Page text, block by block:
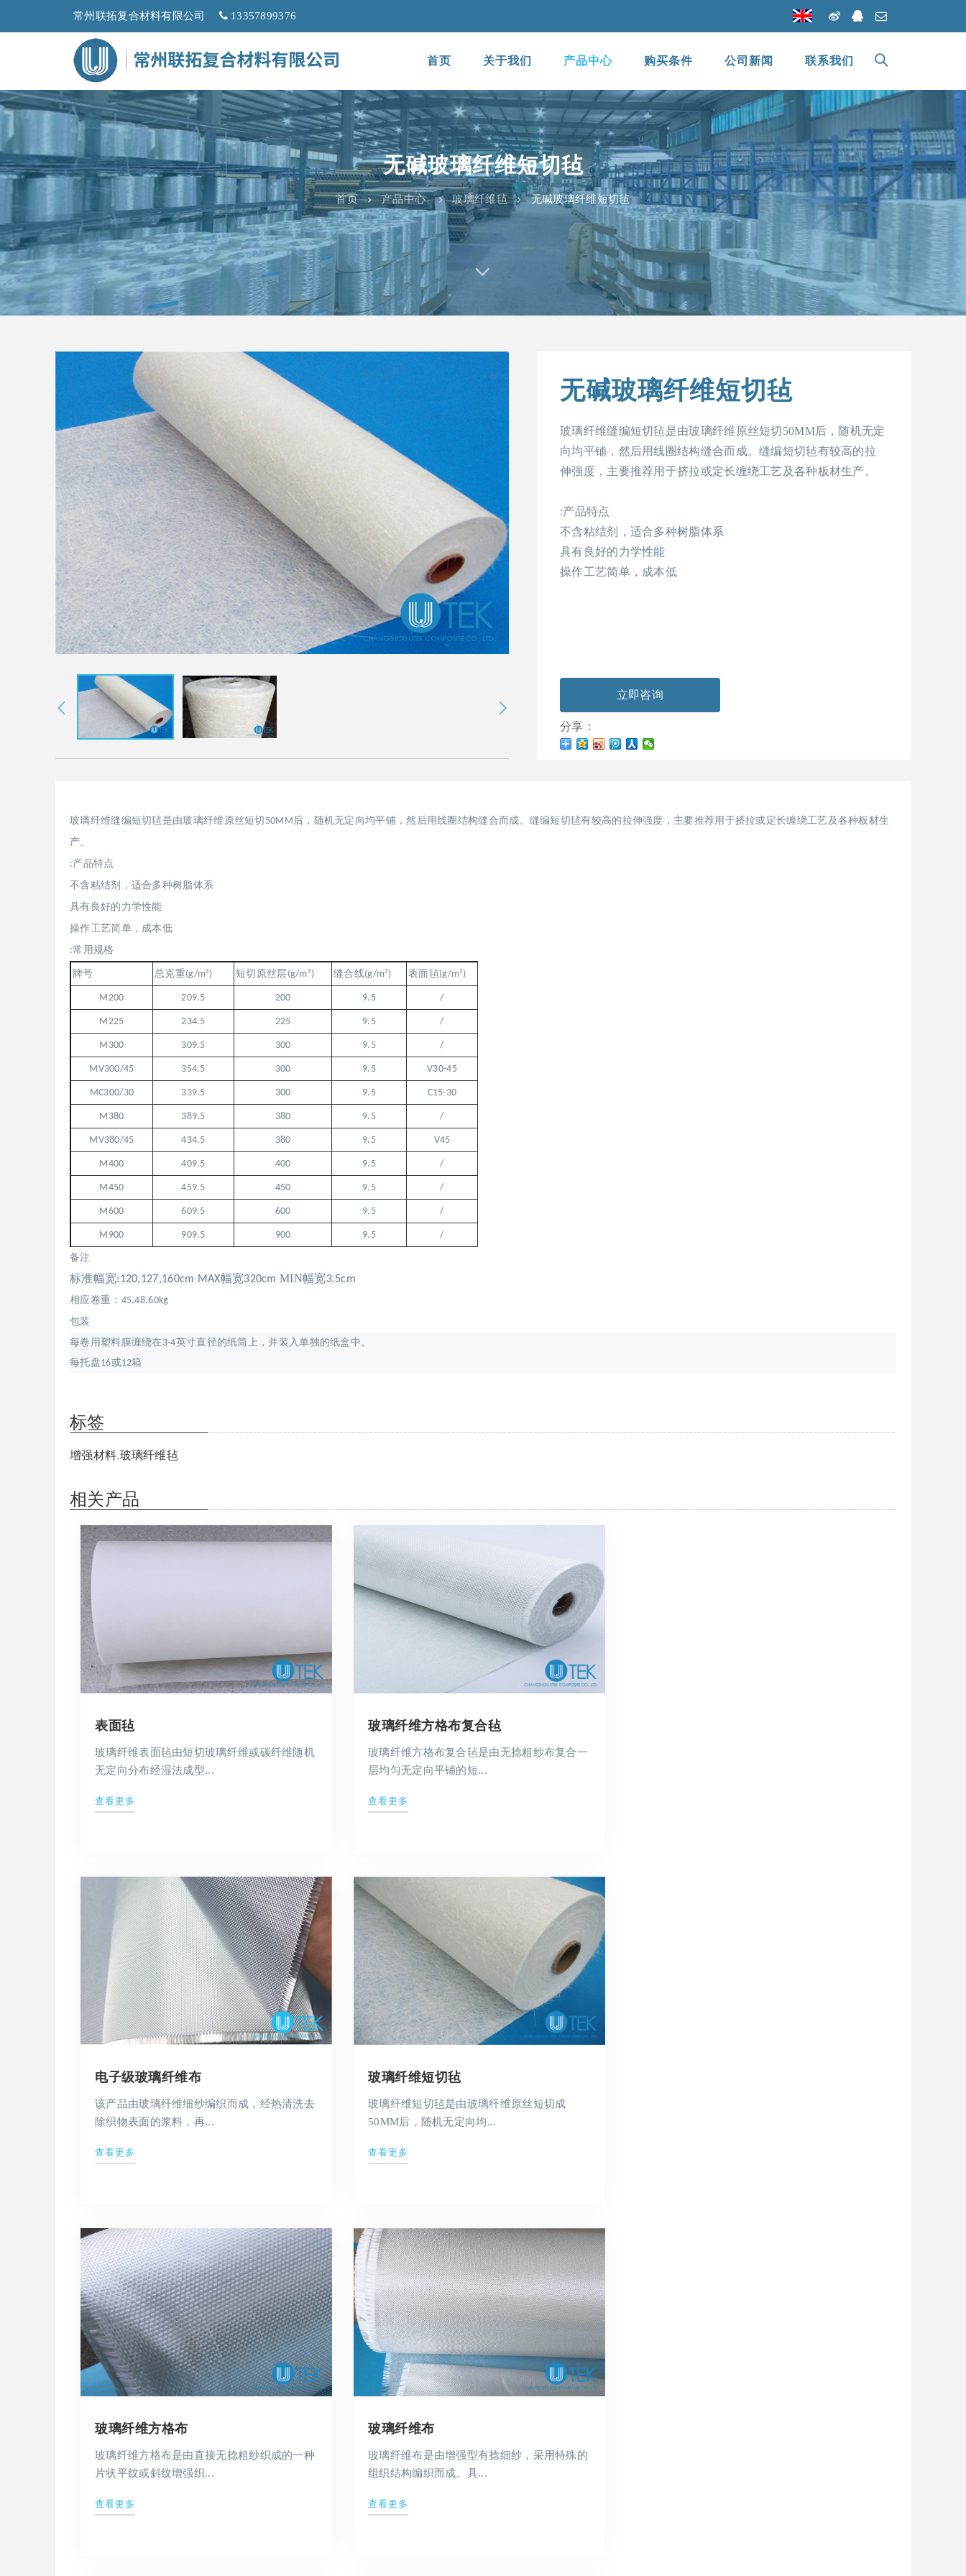
常州联拓复合材料有限公司 13357899376
首页 关于我们 产品中心 购买条件 公司新闻 联系我们
无碱玻璃纤维短切毡
首页 产品中心 玻璃纤维毡 无碱玻璃纤维短切毡
无碱玻璃纤维短切毡
玻璃纤维缝编短切毡是由玻璃纤维原丝短切50MM后，随机无定
向均平铺，然后用线圈结构缝合而成。缝编短切毡有较高的拉
伸强度，主要推荐用于挤拉或定长缠绕工艺及各种板材生产。
:产品特点
不含粘结剂，适合多种树脂体系
具有良好的力学性能
操作工艺简单，成本低
立即咨询
分享：
玻璃纤维缝编短切毡是由玻璃纤维原丝短切 50MM后，随机无定向均平铺，然后用线圈结构缝合而成。缝编短切毡有较高的拉伸强度，主要推荐用于挤拉或定长缠绕工艺及各种板材生
产。
:产品特点
不含粘结剂，适合多种树脂体系
具有良好的力学性能
操作工艺简单，成本低
:常用规格
牌号 总克重(g/m²) 短切原丝层(g/m²) 缝合线(g/m²) 表面毡(g/m²)
M200 209.5 200 9.5 /
M225 234.5 225 9.5 /
M300 309.5 300 9.5 /
MV300/45 354.5 300 9.5 V30-45
MC300/30 339.5 300 9.5 C15-30
M380 389.5 380 9.5 /
MV380/45 434.5 380 9.5 V45
M400 409.5 400 9.5 /
M450 459.5 450 9.5 /
M600 609.5 600 9.5 /
M900 909.5 900 9.5 /
备注
标准幅宽:120,127,160cm MAX幅宽320cmMIN幅宽3.5cm
相应卷重： 45,48,60kg
包装
每卷用塑料膜缠绕在 3-4英寸直径的纸筒上，并装入单独的纸盒中。
每托盘16或12箱
标签
增强材料,玻璃纤维毡
相关产品
表面毡
玻璃纤维表面毡由短切玻璃纤维或碳纤维随机
无定向分布经湿法成型...
查看更多
玻璃纤维方格布复合毡
玻璃纤维方格布复合毡是由无捻粗纱布复合一
层均匀无定向平铺的短...
查看更多
电子级玻璃纤维布
该产品由玻璃纤维细纱编织而成，经热清洗去
除织物表面的浆料，再...
查看更多
玻璃纤维短切毡
玻璃纤维短切毡是由玻璃纤维原丝短切成
50MM后，随机无定向均...
查看更多
玻璃纤维方格布
玻璃纤维方格布是由直接无捻粗纱织成的一种
片状平纹或斜纹增强织...
查看更多
玻璃纤维布
玻璃纤维布是由增强型有捻细纱，采用特殊的
组织结构编织而成。具...
查看更多